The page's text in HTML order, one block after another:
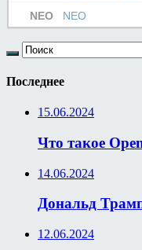
Последнее
15.06.2024
Что такое
14.06.2024
Дональд
12.06.2024